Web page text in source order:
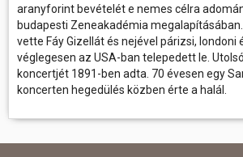
aranyforint bevételét e nemes célra
budapesti Zeneakadémia megalapításában.
vette Fáy Gizellát és nejével párizsi, londoni
véglegesen az USA-ban telepedett le.
koncertjét 1891-ben adta. 70 évesen egy
koncerten hegedülés közben érte a halál.